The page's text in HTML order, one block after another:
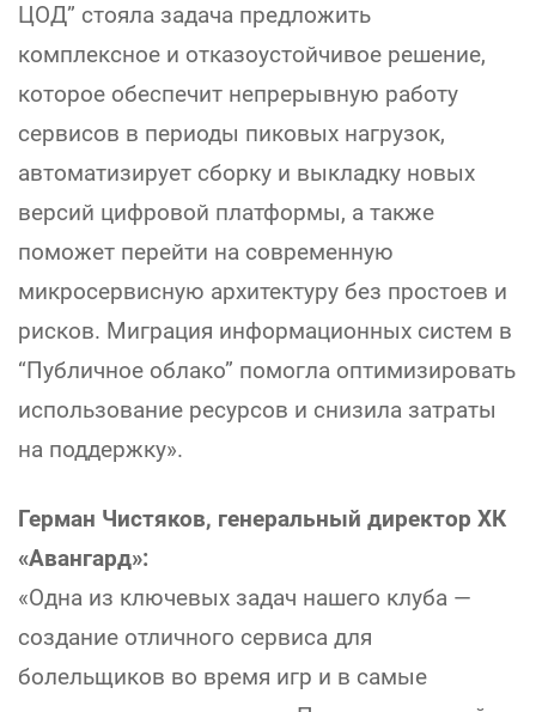
ЦОД” стояла задача предложить
комплексное и отказоустойчивое решение,
которое обеспечит непрерывную работу
сервисов в периоды пиковых нагрузок,
автоматизирует сборку и выкладку новых
версий цифровой платформы, а также
поможет перейти на современную
микросервисную архитектуру без простоев и
рисков. Миграция информационных систем в
“Публичное облако” помогла оптимизировать
использование ресурсов и снизила затраты
на поддержку».
Герман Чистяков, генеральный директор ХК
«Авангард»:
«Одна из ключевых задач нашего клуба —
создание отличного сервиса для
болельщиков во время игр и в самые